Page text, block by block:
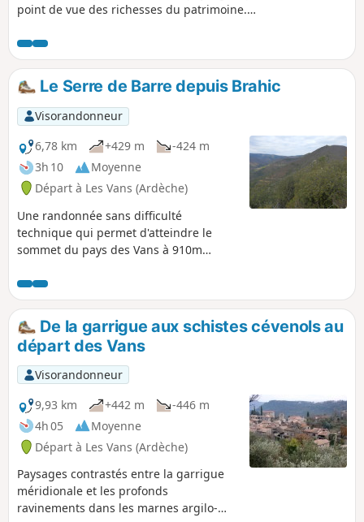
point de vue des richesses du patrimoine.
rivière aurifère, murets et ruches taillées dans
les troncs des châtaigniers, tout vous invite à la
découverte de cette enclave de l'Ardèche et ces
hameaux, qui n'étaient autrefois accessibles
qu'à pied. Attention, montées et descentes
raides ou très raides. Comptez 5 heures pour le
parcours, plus pour flâner.
Le Serre de Barre depuis Brahic
Visorandonneur
6,78 km
+429 m
-424 m
3h 10
Moyenne
Départ à Les Vans (Ardèche)
Une randonnée sans difficulté
technique qui permet d'atteindre le
sommet du pays des Vans à 910m
De la garrigue aux schistes cévenols au
départ des Vans
Visorandonneur
9,93 km
+442 m
-446 m
4h 05
Moyenne
Départ à Les Vans (Ardèche)
Paysages contrastés entre la garrigue
méridionale et les profonds
ravinements dans les marnes argilo-